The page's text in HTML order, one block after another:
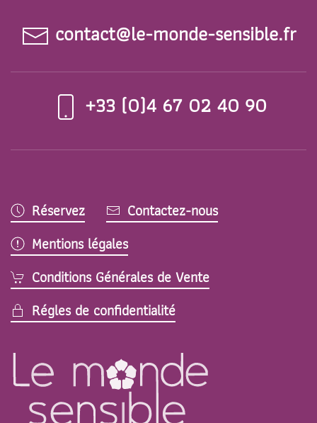
contact@le-monde-sensible.fr
+33 (0)4 67 02 40 90
Réservez
Contactez-nous
Mentions légales
Conditions Générales de Vente
Régles de confidentialité